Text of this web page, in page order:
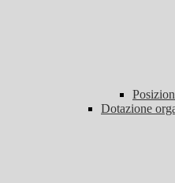
Dotazione